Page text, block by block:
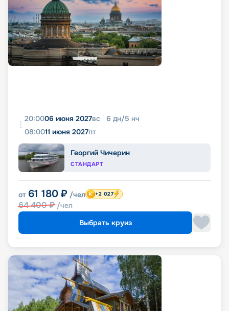
20:0006 июня 2027вс 6 дн/5 нч
08:0011 июня 2027пт
Георгий Чичерин
СТАНДАРТ
от 61 180 ₽ /чел
64 400₽ /чел
+2 027
Выбрать круиз